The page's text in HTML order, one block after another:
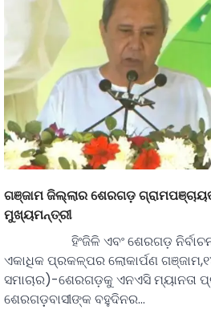
ଗଞ୍ଜାମ ଜିଲ୍ଲାର ଶେରଗଡ଼
ମୁଖ୍ୟମନ୍ତ୍ରୀ
ହିଂଜିଳି ଏବଂ ଶେରଗଡ଼
ଏକାଧିକ ପ୍ରକଳ୍ପର ଲୋକାର୍ପଣ
ସମାଚାର)-ଶେରଗଡ଼କୁ ଏନଏସି ମ୍ୟାନତା
ଶେରଗଡ଼଼ବାସୀଙ୍କ ବହୁଦିନର…